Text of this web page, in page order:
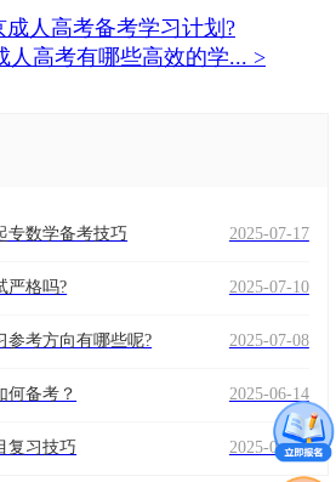
成人高考备考学习计划?
人高考有哪些高效的学... >
专数学备考技巧 2025-07-17
严格吗? 2025-07-10
参考方向有哪些呢? 2025-07-08
何备考？ 2025-06-14
复习技巧 2025-04-08